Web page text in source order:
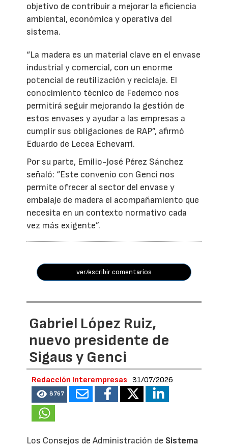
objetivo de contribuir a mejorar la eficiencia
ambiental, económica y operativa del
sistema.
“La madera es un material clave en el envase
industrial y comercial, con un enorme
potencial de reutilización y reciclaje. El
conocimiento técnico de Fedemco nos
permitirá seguir mejorando la gestión de
estos envases y ayudar a las empresas a
cumplir sus obligaciones de RAP”, afirmó
Eduardo de Lecea Echevarri.
Por su parte, Emilio-José Pérez Sánchez
señaló: “Este convenio con Genci nos
permite ofrecer al sector del envase y
embalaje de madera el acompañamiento que
necesita en un contexto normativo cada
vez más exigente”.
ver/escribir comentarios
Gabriel López Ruiz,
nuevo presidente de
Sigaus y Genci
Redacción Interempresas 31/07/2026
8767
Los Consejos de Administración de Sistema